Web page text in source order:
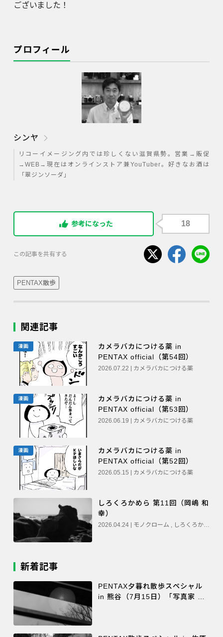
ございました！
プロフィール
シンヤ
リコーイメージング内では珍しくない滋賀県勢。営業→販促
→WEB→現在はオンラインストア兼YouTuber。好きなお酒は
「翠ジンソーダ」
参考になった 18
PENTAX散歩
この記事を共有する
関連記事
漫画
カメラバカにつける薬 in
PENTAX official（第54回）
2026.07.22 | カメラバカにつける薬
漫画
カメラバカにつける薬 in
PENTAX official（第53回）
2026.06.19 | カメラバカにつける薬
漫画
カメラバカにつける薬 in
PENTAX official（第52回）
2026.05.15 | カメラバカにつける薬
しろくろかめら 第11回（岡嶋 和
幸）
2026.04.24 | モノクローム , しろくろかめら
新着記事
PENTAX夕暮れ散歩スペシャル
in 熊谷（7月15日）「写真家 大